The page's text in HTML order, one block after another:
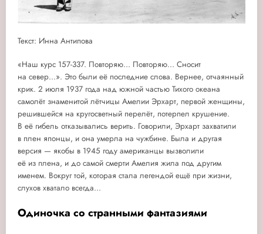
Текст: Инна Антипова
«Наш курс 157-337. Повторяю… Повторяю… Сносит
на север...». Это были её последние слова. Вернее, отчаянный
крик. 2 июля 1937 года над южной частью Тихого океана
самолёт знаменитой лётчицы Амелии Эрхарт, первой женщины,
решившейся на кругосветный перелёт, потерпел крушение.
В её гибель отказывались верить. Говорили, Эрхарт захватили
в плен японцы, и она умерла на чужбине. Была и другая
версия — якобы в 1945 году американцы вызволили
её из плена, и до самой смерти Амелия жила под другим
именем. Вокруг той, которая стала легендой ещё при жизни,
слухов хватало всегда...
Одиночка со странными фантазиями